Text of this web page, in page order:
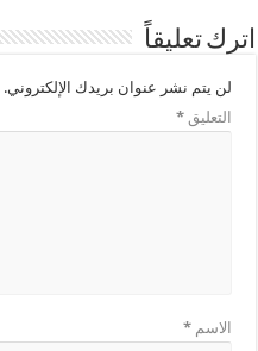
اترك تعليقاً
لن يتم نشر عنوان بريدك الإلكتروني.
التعليق*
الاسم*